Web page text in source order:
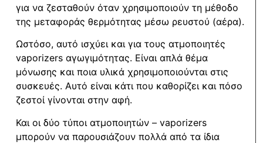
για να ζεσταθούν όταν χρησιμοποιούν τη μέθοδο
της μεταφοράς θερμότητας μέσω ρευστού (αέρα).
Ωστόσο, αυτό ισχύει και για τους ατμοποιητές
vaporizers αγωγιμότητας. Είναι απλά θέμα
μόνωσης και ποια υλικά χρησιμοποιούνται στις
συσκευές. Αυτό είναι κάτι που καθορίζει και πόσο
ζεστοί γίνονται στην αφή.
Και οι δύο τύποι ατμοποιητών – vaporizers
μπορούν να παρουσιάζουν πολλά από τα ίδια